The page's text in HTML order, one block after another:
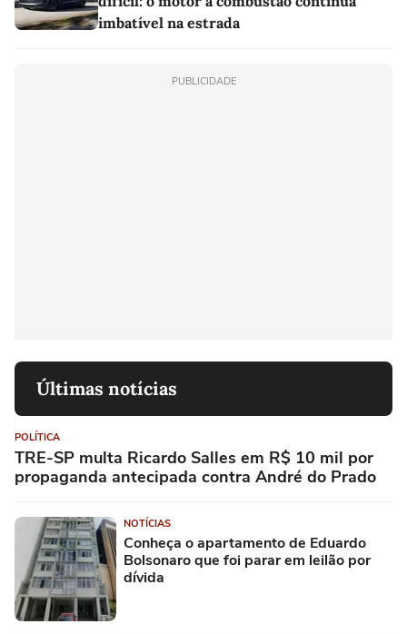
imbatível na estrada
PUBLICIDADE
Últimas notícias
POLÍTICA
TRE-SP multa Ricardo Salles em R$ 10 mil por
propaganda antecipada contra André do Prado
NOTÍCIAS
Conheça o apartamento de Eduardo
Bolsonaro que foi parar em leilão por
dívida